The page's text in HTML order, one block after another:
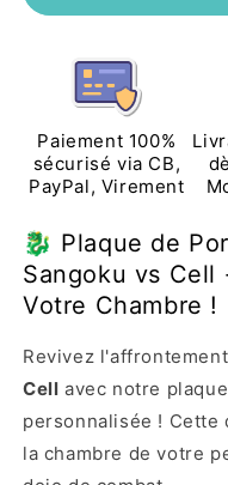
Cell
Personnalisée
-
Décoration
Chambre
Manga
-
Manga
Paiement 100%
sécurisé via CB,
PayPal, Virement
🐉 Plaque de
Sangoku vs Cell
Votre Chambre !
Revivez
Cell avec notre
personnalisée !
la chambre de votre